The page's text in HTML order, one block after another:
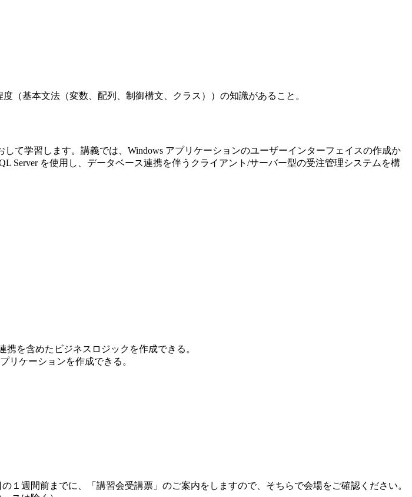
（基本文法（変数、配列、制御構文、クラス））の知識があること。
て学習します。講義では、Windows アプリケーションのユーザーインターフェイスの作成か
Server を使用し、データベース連携を伴うクライアント/サーバー型の受注管理システムを構
を含めたビジネスロジックを作成できる。
リケーションを作成できる。
週間前までに、「講習会受講票」のご案内をしますので、そちらで会場をご確認ください。